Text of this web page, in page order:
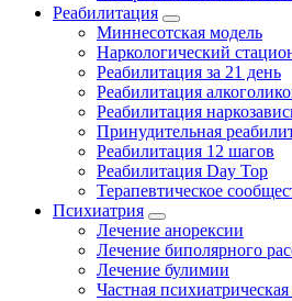
Реабилитация
Миннесотская модель
Наркологический
Реабилитация за 21 день
Реабилитация
Реабилитация
Принудительная
Реабилитация 12 шагов
Реабилитация Day Top
Терапевтическое
Психиатрия
Лечение анорексии
Лечение биполярного
Лечение булимии
Частная